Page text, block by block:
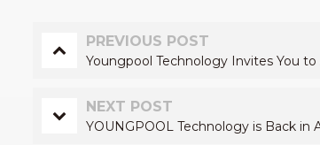
PREVIOUS POST
Youngpool Technology Invites You
NEXT POST
YOUNGPOOL Technology is Back